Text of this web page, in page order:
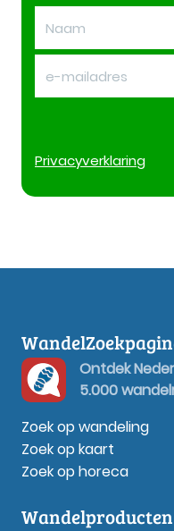
Privacyverklaring
Ontdek
5.000
Zoek op wandeling
Zoek op kaart
Zoek op horeca
Wandelproducten